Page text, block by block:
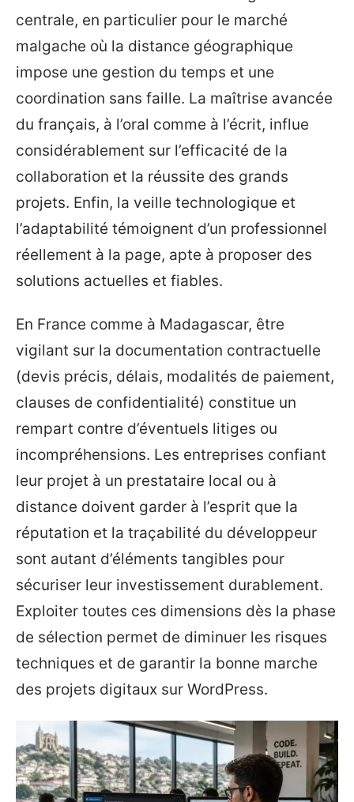
centrale, en particulier pour le marché
malgache où la distance géographique
impose une gestion du temps et une
coordination sans faille. La maîtrise avancée
du français, à l’oral comme à l’écrit, influe
considérablement sur l’efficacité de la
collaboration et la réussite des grands
projets. Enfin, la veille technologique et
l’adaptabilité témoignent d’un professionnel
réellement à la page, apte à proposer des
solutions actuelles et fiables.
En France comme à Madagascar, être
vigilant sur la documentation contractuelle
(devis précis, délais, modalités de paiement,
clauses de confidentialité) constitue un
rempart contre d’éventuels litiges ou
incompréhensions. Les entreprises confiant
leur projet à un prestataire local ou à
distance doivent garder à l’esprit que la
réputation et la traçabilité du développeur
sont autant d’éléments tangibles pour
sécuriser leur investissement durablement.
Exploiter toutes ces dimensions dès la phase
de sélection permet de diminuer les risques
techniques et de garantir la bonne marche
des projets digitaux sur WordPress.